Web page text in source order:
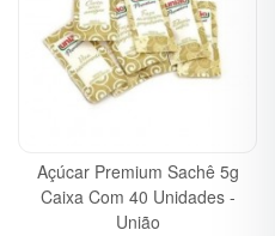
Açúcar Premium Sachê 5g
Caixa Com 40 Unidades -
União